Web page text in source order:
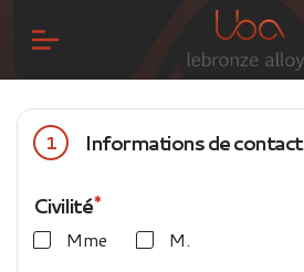
1 Informations de contact
Civilité
Mme M.